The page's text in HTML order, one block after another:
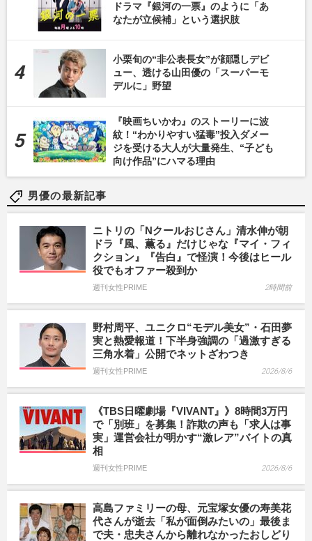
ドラマ『銀河の一票』のように「あ
なたが立候補」という選択肢
小栗旬の“非公表長女”が顔隠しデビ
ュー、透ける山田優の「スーパーモ
デルに」野望
『映画ちいかわ』のストーリーに波
紋！“わかりやすい猛毒”投入ダメー
ジを受ける大人が大量発生、“子ども
向け作品”にハマる理由
男優の最新記事
ニトリの「Nクールおじさん」清水伸が朝
ドラ『風、薫る』だけじゃな『マイ・フィ
クション』『告白』で怪演！今後はヒール
役でもオファー殺到か
週刊女性PRIME 2時間前
野村周平、ユニクロ“モデル美女”・石田夢
実と熱愛報道！下半身強調の「過激すぎる
三角水着」公開でネットざわつき
週刊女性PRIME 2026/8/6
《TBS日曜劇場『VIVANT』》8時間3万円
で「別班」を募集！詐欺の声も「求人は事
実」運営会社が明かす“激レア”バイトの真
相
週刊女性PRIME 2026/8/6
高島ファミリーの母、元宝塚女優の寿美花
代さんが逝去「私が面倒みたいの」最後ま
で夫・忠夫さんから離れなかったおしどり